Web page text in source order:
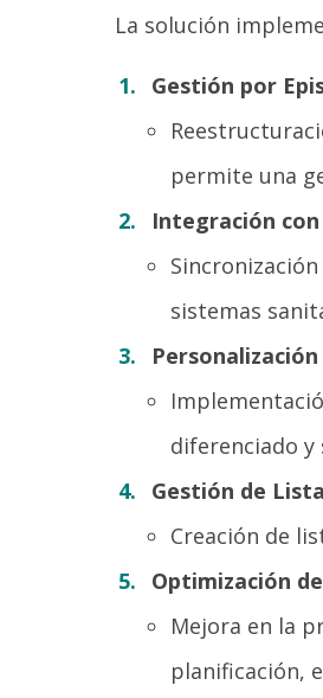
La solución
Gestión por
permite una
Integración
sistemas
diferenciado y
Gestión de
Creación de
Optimización
Mejora en la
planificación,